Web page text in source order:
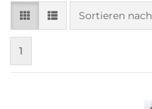
Sortieren nach
Sortieren nach
1